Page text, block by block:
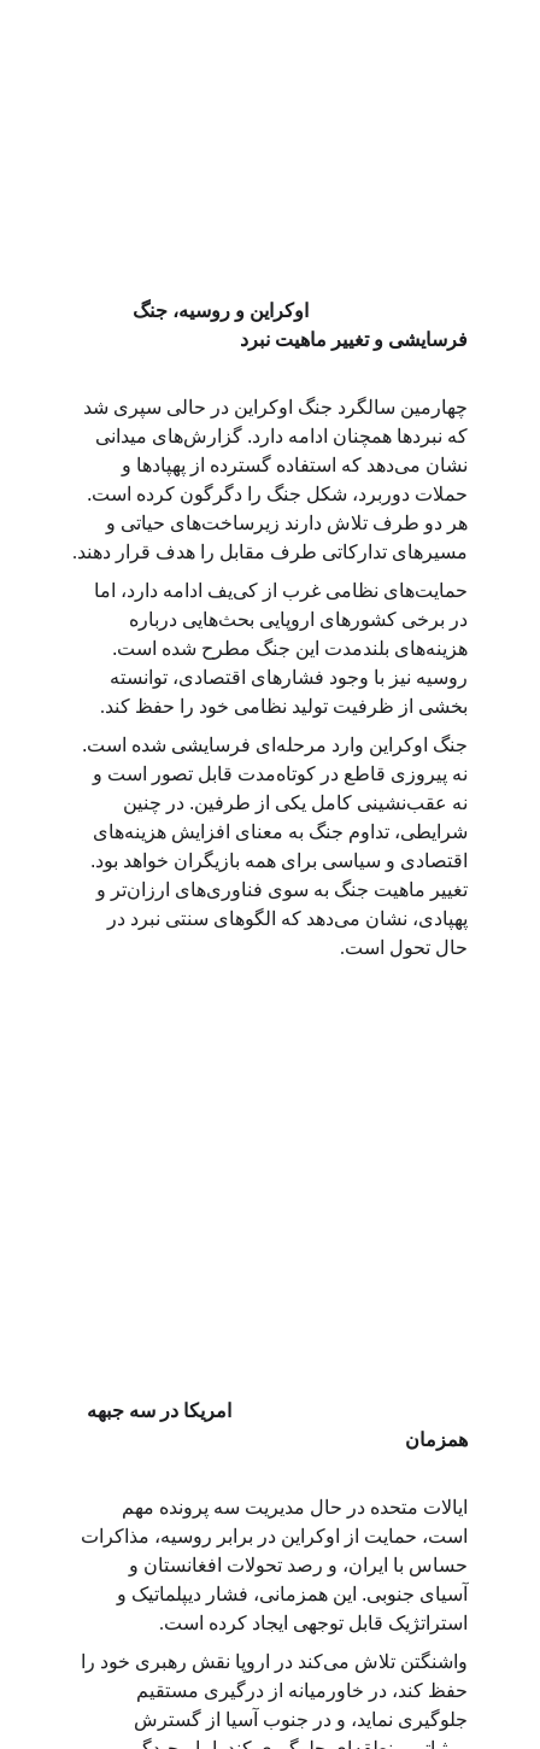
                                 اوکراین و روسیه، جنگ
فرسایشی و تغییر ماهیت نبرد
چهارمین سالگرد جنگ اوکراین در حالی سپری شد
که نبردها همچنان ادامه دارد. گزارش‌های میدانی
نشان می‌دهد که استفاده گسترده از پهپادها و
حملات دوربرد، شکل جنگ را دگرگون کرده است.
هر دو طرف تلاش دارند زیرساخت‌های حیاتی و
مسیرهای تدارکاتی طرف مقابل را هدف قرار دهند.
حمایت‌های نظامی غرب از کی‌یف ادامه دارد، اما
در برخی کشورهای اروپایی بحث‌هایی درباره
هزینه‌های بلندمدت این جنگ مطرح شده است.
روسیه نیز با وجود فشارهای اقتصادی، توانسته
بخشی از ظرفیت تولید نظامی خود را حفظ کند.
جنگ اوکراین وارد مرحله‌ای فرسایشی شده است.
نه پیروزی قاطع در کوتاه‌مدت قابل تصور است و
نه عقب‌نشینی کامل یکی از طرفین. در چنین
شرایطی، تداوم جنگ به معنای افزایش هزینه‌های
اقتصادی و سیاسی برای همه بازیگران خواهد بود.
تغییر ماهیت جنگ به سوی فناوری‌های ارزان‌تر و
پهپادی، نشان می‌دهد که الگوهای سنتی نبرد در
حال تحول است.
                                                 امریکا در سه جبهه
همزمان
ایالات متحده در حال مدیریت سه پرونده مهم
است، حمایت از اوکراین در برابر روسیه، مذاکرات
حساس با ایران، و رصد تحولات افغانستان و
آسیای جنوبی. این همزمانی، فشار دیپلماتیک و
استراتژیک قابل توجهی ایجاد کرده است.
واشنگتن تلاش می‌کند در اروپا نقش رهبری خود را
حفظ کند، در خاورمیانه از درگیری مستقیم
جلوگیری نماید، و در جنوب آسیا از گسترش